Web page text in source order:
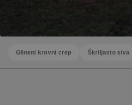
Glineni krovni crep Škriljasto siva